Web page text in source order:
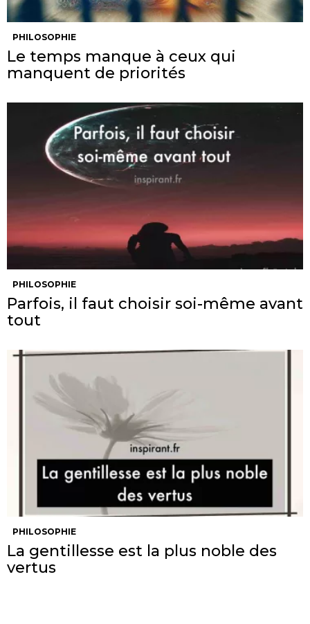
PHILOSOPHIE
Le temps manque à ceux qui
manquent de priorités
PHILOSOPHIE
Parfois, il faut choisir soi-même avant
tout
PHILOSOPHIE
La gentillesse est la plus noble des
vertus